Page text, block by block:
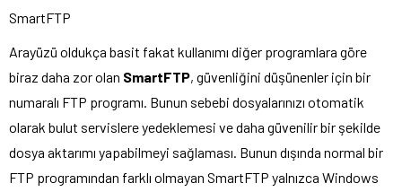
SmartFTP
Arayüzü oldukça basit fakat kullanımı diğer programlara göre
biraz daha zor olan SmartFTP, güvenliğini düşünenler için bir
numaralı FTP programı. Bunun sebebi dosyalarınızı otomatik
olarak bulut servislere yedeklemesi ve daha güvenilir bir şekilde
dosya aktarımı yapabilmeyi sağlaması. Bunun dışında normal bir
FTP programından farklı olmayan SmartFTP yalnızca Windows